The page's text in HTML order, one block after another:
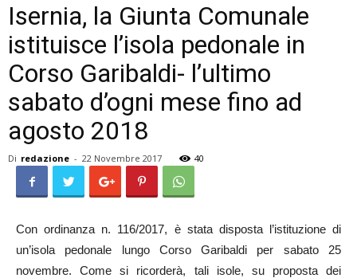
Isernia, la Giunta Comunale
istituisce l’isola pedonale in
Corso Garibaldi- l’ultimo
sabato d’ogni mese fino ad
agosto 2018
Di redazione - 22 Novembre 2017 40
Con ordinanza n. 116/2017, è stata disposta l’istituzione di
un’isola pedonale lungo Corso Garibaldi per sabato 25
novembre. Come si ricorderà, tali isole, su proposta dei